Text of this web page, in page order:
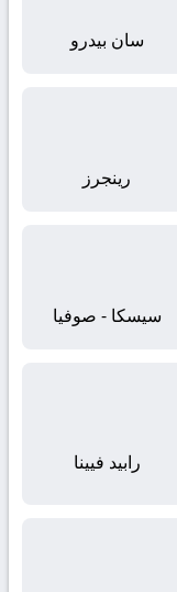
سان بيدرو
رينجرز
سيسكا - صوفيا
رابيد فيينا